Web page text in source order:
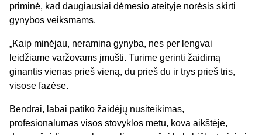
priminė, kad daugiausiai dėmesio ateityje norėsis skirti
gynybos veiksmams.
„Kaip minėjau, neramina gynyba, nes per lengvai
leidžiame varžovams įmušti. Turime gerinti žaidimą
ginantis vienas prieš vieną, du prieš du ir trys prieš tris,
visose fazėse.
Bendrai, labai patiko žaidėjų nusiteikimas,
profesionalumas visos stovyklos metu, kova aikštėje,